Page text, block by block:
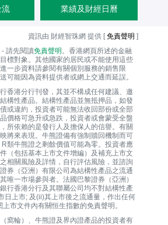
流 業績及財經日曆
資訊由 財經智珠網 提供 [免責聲明 ]
請先閱讀免責聲明 。香港網頁所述的金融
標對象。其他國家的居民或不能使用這些
一步資料請參閱有關個別服務的銷售限
可能因為資料提供者或網上交通而延誤。
香港分行刊發，其並不構成任何建議、邀
構性產品。結構性產品並無抵押品，如發
或違約，投資者可能無法收回部份或全部
價格可急升或急跌，投資者或會蒙受全盤
所依賴的是發行人及擔保人的信譽。有關
將來表現。牛熊證備有強制贖回機制而可
類牛熊證之剩餘價值可能為零。投資者應
（包括基本上市文件增編）及補充上市文
相關風險及詳情，自行評估風險，並諮詢
券（亞洲）有限公司為結構性產品之流通
唯一巿場參與者。法國巴黎證券（亞洲）
行香港分行及其聯屬公司均不對結構性產
日上市; 及(ii)其上市後之流通量，作出任何
市文件內有關恒生指數的免責聲明。
窩輪）、牛熊證及界內證產品的投資者有